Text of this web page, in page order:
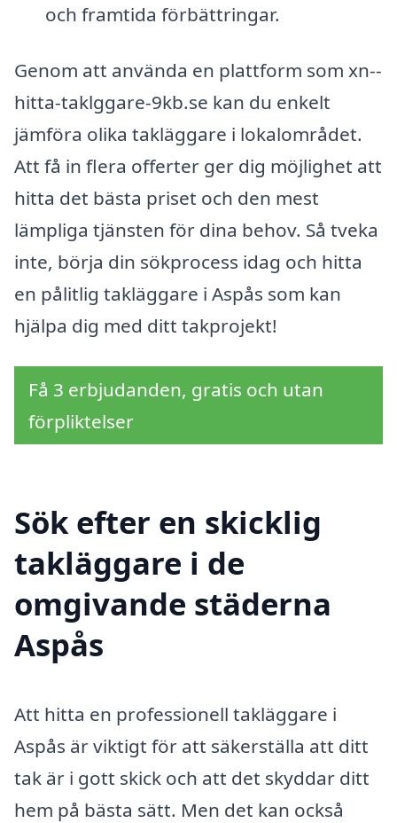
och framtida förbättringar.
Genom att använda en plattform som xn--
hitta-taklggare-9kb.se kan du enkelt
jämföra olika takläggare i lokalområdet.
Att få in flera offerter ger dig möjlighet att
hitta det bästa priset och den mest
lämpliga tjänsten för dina behov. Så tveka
inte, börja din sökprocess idag och hitta
en pålitlig takläggare i Aspås som kan
hjälpa dig med ditt takprojekt!
Få 3 erbjudanden, gratis och utan
förpliktelser
Sök efter en skicklig
takläggare i de
omgivande städerna
Aspås
Att hitta en professionell takläggare i
Aspås är viktigt för att säkerställa att ditt
tak är i gott skick och att det skyddar ditt
hem på bästa sätt. Men det kan också